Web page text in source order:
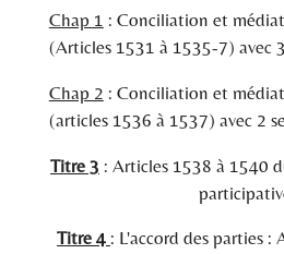
Chap 1 : Conciliation et
(Articles 1531 à 1535-7) avec
Chap 2 : Conciliation et
(articles 1536 à 1537) avec 2
Titre 3 : Articles 1538 à 1540
Titre 4 : L'accord des parties :